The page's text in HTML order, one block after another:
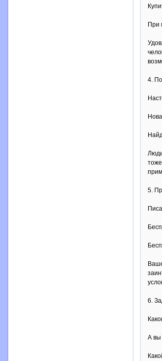
При
4.
5.
6.
А вы